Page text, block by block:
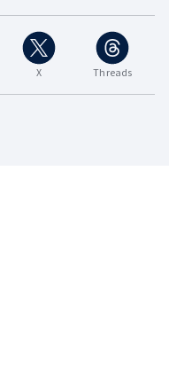
X Threads